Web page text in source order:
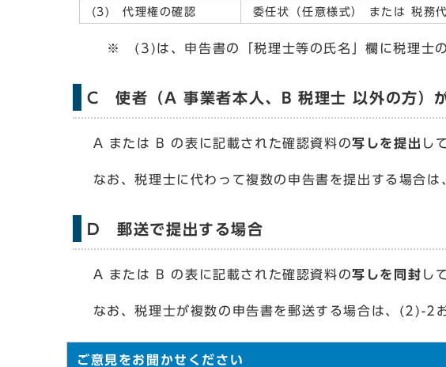
(3) 代理権の確認 委任状（任意様式） または 税務
※ (3)は、申告書の「税理士等の氏名」欄に税理士の
C 使者（A 事業者本人、B 税理士 以外の方）
A または B の表に記載された確認資料の写しを提出 し
なお、税理士に代わって複数の申告書を提出する場合
D 郵送で提出する場合
A または B の表に記載された確認資料の写しを同封 し
なお、税理士が複数の申告書を郵送する場合は、(2)-2
ご意見をお聞かせください